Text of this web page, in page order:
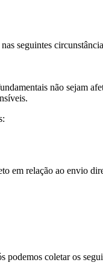
seguintes
não sejam
em relação ao envio
coletar os